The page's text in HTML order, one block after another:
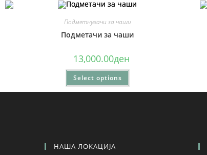
Подметнувачи за чаши
Подметачи за чаши
13,000.00ден
Select options
НАША ЛОКАЦИЈА